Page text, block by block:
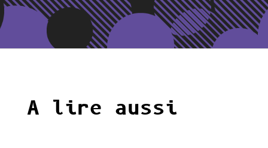
A lire aussi